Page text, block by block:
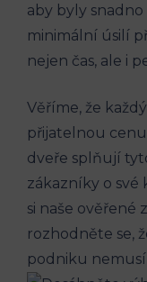
aby byly
minimální úsilí
nejen čas, ale i
Věříme, že
přijatelnou
dveře splňují
zákazníky o své
si naše ověřené
rozhodněte se,
podniku nemusí